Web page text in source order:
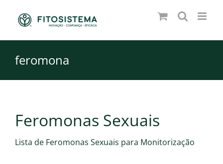
feromona
Feromonas Sexuais
Lista de Feromonas Sexuais para Monitorização